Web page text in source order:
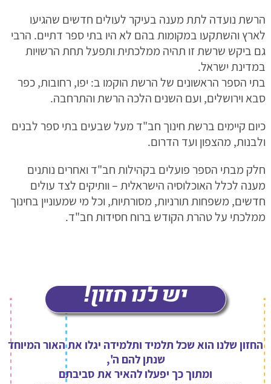
הרשת נועדה לתת מענה בעיקר לעולים חדשים שהגיעו
לארץ והשתקעו במקומות בהם לא היו בתי ספר דתיים. הרבי
גם ביקש שרשת זו תהיה ממלכתית ותפעל תחת הרשויות
במדינת ישראל.
בתי הספר הראשונים של הרשת הוקמו ב: יפו, רחובות, כפר
סבא וירושלים, ועם השנים הלכה הרשת והתרחבה.
כיום קיימים ברשת חינוך חב"ד מעל שבעים בתי ספר לבנים
ולבנות, מהצפון ועד הדרום.
חלק מבתי הספר פועלים בקהילות חב"ד ואחרים נותנים
מענה לכלל האוכלוסיה הישראלית – וותיקים לצד עולים
חדשים, משפחות תורניות, מסורתיות, וכל מי שמעוניין בחינוך
ממלכתי על טהרת הקודש ברוח חסידות חב"ד.
יש לנו חזון!
החזון שלנו הוא שכל תלמיד ותלמידה יגלו את האור המיוחד
שנתן להם ה',
ומתוך כך יפעלו להאיר את סביבתם